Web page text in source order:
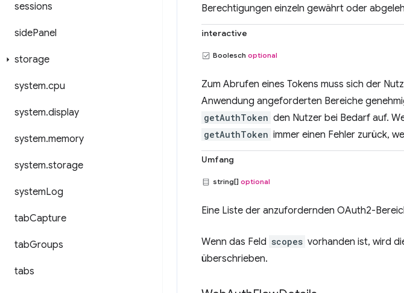
sessions
sidePanel
storage
system.cpu
system.display
system.memory
system.storage
systemLog
tabCapture
tabGroups
tabs
Berechtigungen einzeln gewährt oder
interactive
Boolesch optional
Zum Abrufen eines Tokens muss sich der
Anwendung angeforderten Bereiche
getAuthToken den Nutzer bei Bedarf auf.
getAuthToken immer einen Fehler zurück,
Umfang
string[] optional
Eine Liste der anzufordernden OAuth2-
Wenn das Feld scopes vorhanden ist, wird
überschrieben.